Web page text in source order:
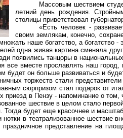
Массовым шествием
летний день рождения.
столицы приветствовал
«Есть человек -
своим землякам, конечно,
наше богатство, а богатство -
одна живая картина сменяла
появились танцоры в
все вместе прославлять наш
будет он больше развиваться и
торжеств стали
сюрпризом стал подарок от
в Пензу - напоминание о том,
шествие в целом стало
Тогда будет еще красочнее и
нотки в театрализованное шествие
представление на